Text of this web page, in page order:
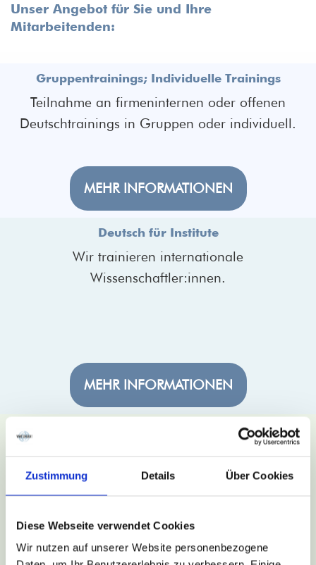
Zustimmung Details Über Cookies
Diese Webseite verwendet Cookies
Wir nutzen auf unserer Website personenbezogene
Unser Angebot für Sie und Ihre
Mitarbeitenden:
Gruppentrainings; Individuelle Trainings
Teilnahme an firmeninternen oder offenen
Deutschtrainings in Gruppen oder individuell.
MEHR INFORMATIONEN
Deutsch für Institute
Wir trainieren internationale
Wissenschaftler:innen.
MEHR INFORMATIONEN
ihrem Weg und verhelfen zu mehr Souveranität
MEHR INFORMATIONEN